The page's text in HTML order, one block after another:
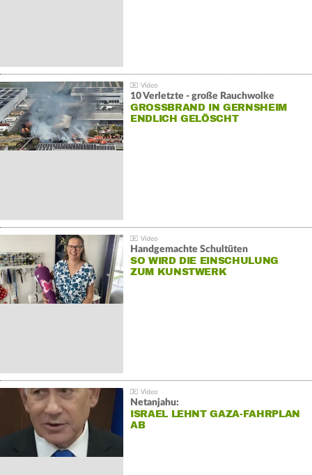
10 Verletzte - große Rauchwolke
GROSSBRAND IN GERNSHEIM E
NDLICH GELÖSCHT
Handgemachte Schultüten
SO WIRD DIE EINSCHULUNG
ZUM KUNSTWERK
Netanjahu:
ISRAEL LEHNT GAZA-FAHRPLAN
AB